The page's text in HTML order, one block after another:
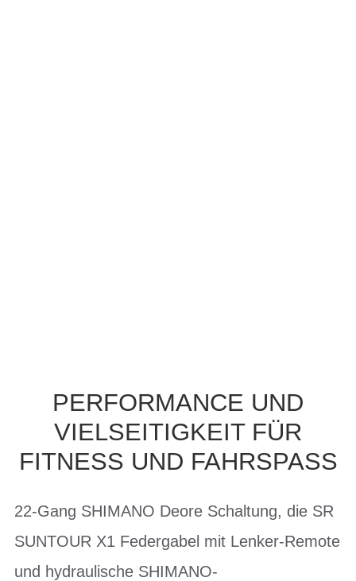
PERFORMANCE UND
VIELSEITIGKEIT FÜR
FITNESS UND FAHRSPASS
22-Gang SHIMANO Deore Schaltung, die SR
SUNTOUR X1 Federgabel mit Lenker-Remote
und hydraulische SHIMANO-